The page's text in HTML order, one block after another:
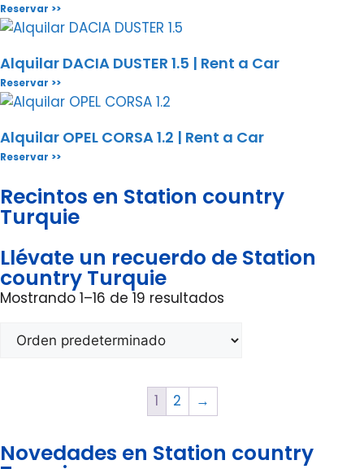
Reservar >>
Alquilar DACIA DUSTER 1.5 | Rent a Car
Reservar >>
Alquilar OPEL CORSA 1.2 | Rent a Car
Reservar >>
Recintos en Station country
Turquie
Llévate un recuerdo de Station
country Turquie
Mostrando 1–16 de 19 resultados
1 2 →
Novedades en Station country